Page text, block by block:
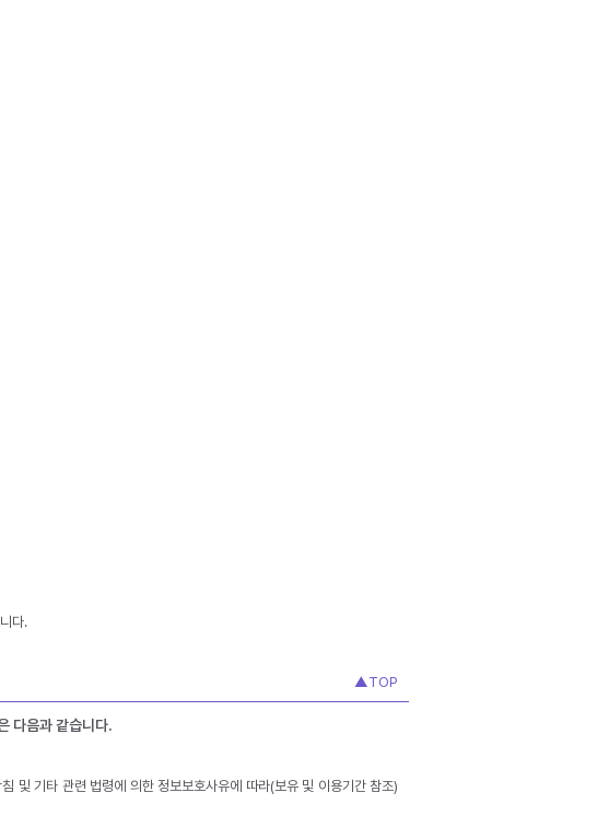
다.
▲TOP
다음과 같습니다.
및 기타 관련 법령에 의한 정보보호사유에 따라(보유 및 이용기간 참조)